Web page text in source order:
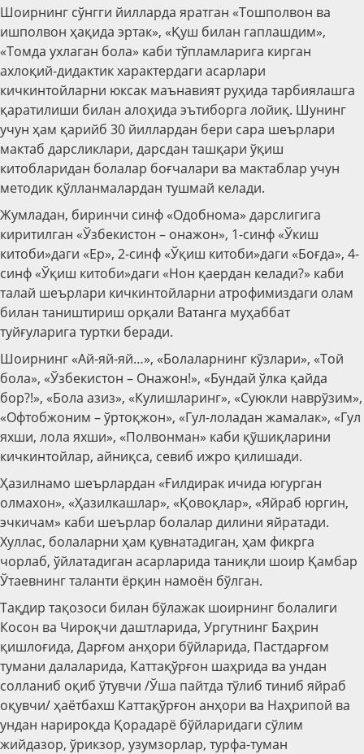
Шоирнинг сўнгги йилларда яратган «Тошполвон ва
ишполвон ҳақида эртак», «Қуш билан гаплашдим»,
«Томда ухлаган бола» каби тўпламларига кирган
ахлоқий-дидактик характердаги асарлари
кичкинтойларни юксак маънавият руҳида тарбиялашга
қаратилиши билан алоҳида эътиборга лойиқ. Шунинг
учун ҳам қарийб 30 йиллардан бери сара шеърлари
мактаб дарсликлари, дарсдан ташқари ўқиш
китобларидан болалар боғчалари ва мактаблар учун
методик қўлланмалардан тушмай келади.
Жумладан, биринчи синф «Одобнома» дарслигига
киритилган «Ўзбекистон – онажон», 1-синф «Ўкиш
китоби»даги «Ер», 2-синф «Ўқиш китоби»даги «Боғда», 4-
синф «Ўқиш китоби»даги «Нон қаердан келади?» каби
талай шеърлари кичкинтойларни атрофимиздаги олам
билан таништириш орқали Ватанга муҳаббат
туйғуларига туртки беради.
Шоирнинг «Ай-яй-яй…», «Болаларнинг кўзлари», «Той
бола», «Ўзбекистон – Онажон!», «Бундай ўлка қайда
бор?!», «Бола азиз», «Кулишларинг», «Суюкли наврўзим»,
«Офтобжоним – ўртоқжон», «Гул-лоладан жамалак», «Гул
яхши, лола яхши», «Полвонман» каби қўшиқларини
кичкинтойлар, айниқса, севиб ижро қилишади.
Ҳазилнамо шеърлардан «Ғилдирак ичида югурган
олмахон», «Ҳазилкашлар», «Қовоқлар», «Яйраб юргин,
эчкичам» каби шеърлар болалар дилини яйратади.
Хуллас, болаларни ҳам қувнатадиган, ҳам фикрга
чорлаб, ўйлатадиган асарларида таниқли шоир Қамбар
Ўтаевнинг таланти ёрқин намоён бўлган.
Тақдир тақозоси билан бўлажак шоирнинг болалиги
Косон ва Чироқчи даштларида, Ургутнинг Баҳрин
қишлоғида, Дарғом анҳори бўйларида, Пастдарғом
тумани далаларида, Каттақўрғон шаҳрида ва ундан
солланиб оқиб ўтувчи /Ўша пайтда тўлиб тиниб яйраб
оқувчи/ ҳаётбахш Каттақўрғон анҳори ва Наҳрипой ва
ундан нарироқда Қорадарё бўйларидаги сўлим
жийдазор, ўрикзор, узумзорлар, турфа-туман